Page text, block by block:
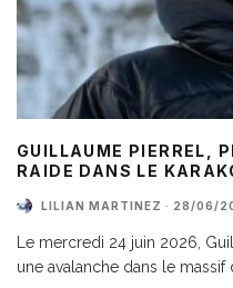
GUILLAUME PIERREL,
RAIDE DANS LE
LILIAN MARTINEZ · 28/06/
Le mercredi 24 juin 2026,
une avalanche dans le massif